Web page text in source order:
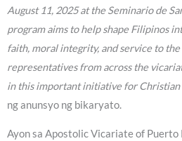
August 11, 2025 at the Seminario de
program aims to help shape Filipinos
faith, moral integrity, and service to the
representatives from across the
in this important initiative for Christian
ng anunsyo ng bikaryato.
Ayon sa Apostolic Vicariate of Puerto